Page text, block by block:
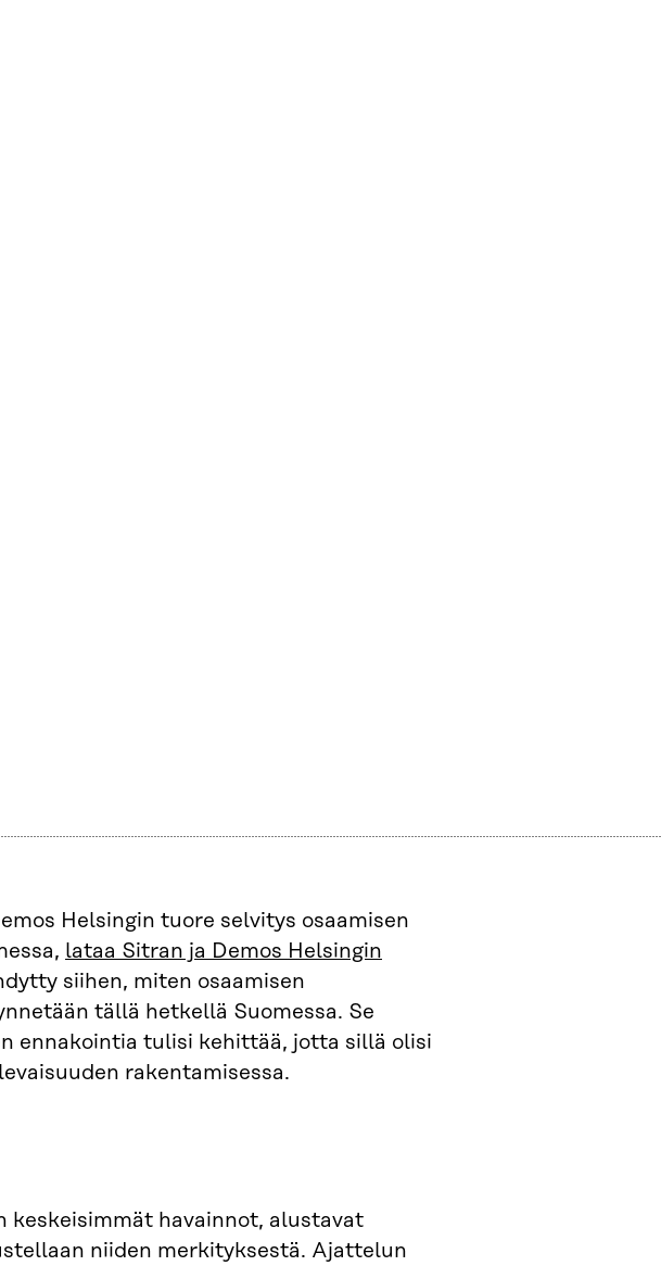
Helsingin tuore selvitys osaamisen
lataa Sitran ja Demos Helsingin
siihen, miten osaamisen
tällä hetkellä Suomessa. Se
ennakointia tulisi kehittää, jotta sillä olisi
rakentamisessa.
keskeisimmät havainnot, alustavat
niiden merkityksestä. Ajattelun